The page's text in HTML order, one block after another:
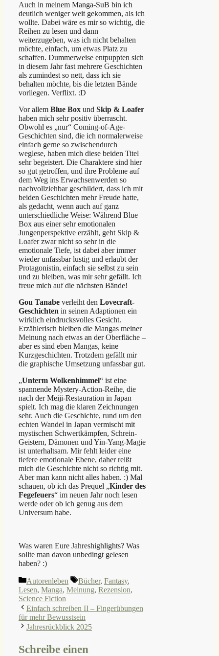
Auch in meinem Manga-SuB bin ich
deutlich weniger weit gekommen, als ich
wollte. Dabei wäre es mir so wichtig, die
Reihen zu lesen und dann
weiterzugeben, was ich nicht behalten
möchte, einfach, um etwas Platz zu
schaffen. Dummerweise entpuppten sich
in diesem Jahr fast mehrere Geschichten
als zumindest so nett, dass ich sie
behalten möchte, bis die letzten Bände
vorliegen. Verflixt. :D
Vor allem Blue Box und Skip & Loafer
haben mich sehr positiv überrascht.
Obwohl es „nur“ Coming-of-Age-
Geschichten sind, die ich normalerweise
einfach gerne so zwischendurch
weglese, haben mich diese beiden Titel
sehr begeistert. Die Charaktere sind hier
so gut getroffen, und ihre Probleme auf
dem Weg ins Erwachsenwerden so
nachvollziehbar geschildert, dass ich mit
beiden Geschichten mehr Freude hatte,
als gedacht, wenn auch auf ganz
unterschiedliche Weise: Während Blue
Box aus einer sehr emotionalen
Jungenperspektive erzählt, geht Skip &
Loafer zwar nicht so sehr in die
emotionale Tiefe, ist dabei aber immer
wieder unfassbar lustig und erlaubt der
Protagonistin, einfach sie selbst zu sein
und zu bleiben, was mir sehr gefällt. Ich
freue mich auf die nächsten Bände!
Gou Tanabe verleiht den Lovecraft-
Geschichten in seinen Adaptionen ein
wirklich eindrucksvolles Gesicht.
Erzählerisch bleiben die Mangas meiner
Meinung nach etwas an der Oberfläche –
aber es sind eben Mangas, keine
Kurzgeschichten. Trotzdem gefällt mir
die graphische Umsetzung unfassbar gut.
„Unterm Wolkenhimmel“ ist eine
spannende Mystery-Action-Reihe, die
nach der Meiji-Restauration in Japan
spielt. Ich mag die klaren Zeichnungen
sehr. Auch die Geschichte, rund um den
echten Wandel in Japan vermischt mit
mystischen Schwertkämpfen, Schrein-
Geistern, Dämonen und Yin-Yang-Magie
ist unterhaltsam. Mir fehlt leider eine
tiefere emotionale Ebene, daher reißt
mich die Geschichte nicht so richtig mit.
Aber man kann nicht alles haben. :) Mal
schauen, ob ich das Prequel „Kinder des
Fegefeuers“ im neuen Jahr noch lesen
werde oder ob ich genug aus dem
Universum habe.
Was waren Eure Jahreshighlights? Was
sollte man davon unbedingt gelesen
haben? :)
Kategorien
Autorenleben Schlagwörter
Bücher, Fantasy,
Lesen, Manga, Meinung, Rezension,
Science Fiction
Einfach schreiben II – Fingerübungen
für mehr Bewusstsein
Jahresrückblick 2025
Schreibe einen